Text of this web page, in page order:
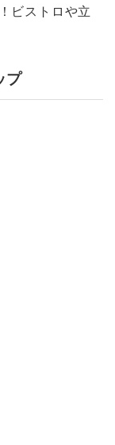
ビストロや立
プ